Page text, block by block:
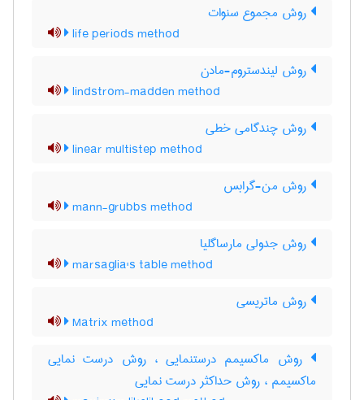
روش مجموع سنوات
life periods method
روش لیندستروم-مادن
lindstrom-madden method
روش چندگامی خطی
linear multistep method
روش من-گرابس
mann-grubbs method
روش جدولی مارساگلیا
marsaglia's table method
روش ماتریسی
Matrix method
روش ماکسیمم درستنمایی ، روش درست نمایی
ماکسیمم ، روش حداکثر درست نمایی